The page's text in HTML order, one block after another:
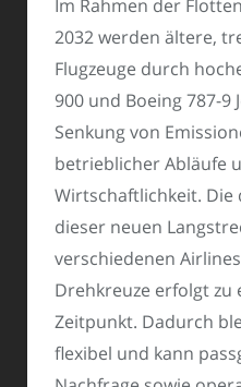
Im Rahmen der
2032 werden ältere,
Flugzeuge durch
900 und Boeing 787-9
Senkung von
betrieblicher Abläufe
Wirtschaftlichkeit.
dieser neuen
verschiedenen
Drehkreuze erfolgt zu
Zeitpunkt. Dadurch
flexibel und kann